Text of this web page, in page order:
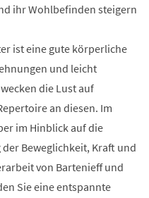
ihr Wohlbefinden steigern
ist eine gute körperliche
und leicht
die Lust auf
an diesen. Im
im Hinblick auf die
Beweglichkeit, Kraft und
von Bartenieff und
Sie eine entspannte